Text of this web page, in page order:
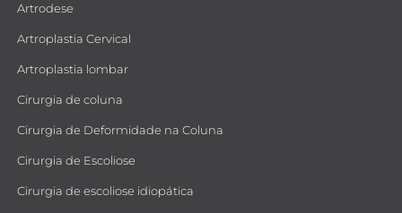
Artrodese
Artroplastia Cervical
Artroplastia lombar
Cirurgia de coluna
Cirurgia de Deformidade na Coluna
Cirurgia de Escoliose
Cirurgia de escoliose idiopática